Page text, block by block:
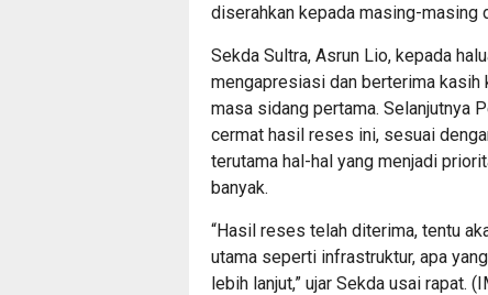
diserahkan kepada masing-masing
Sekda Sultra, Asrun Lio, kepada
mengapresiasi dan berterima kasih
masa sidang pertama. Selanjutnya
cermat hasil reses ini, sesuai
terutama hal-hal yang menjadi
banyak.
“Hasil reses telah diterima, tentu
utama seperti infrastruktur, apa
lebih lanjut,” ujar Sekda usai rapat.